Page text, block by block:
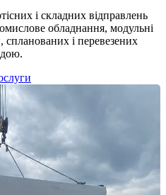
і складних відправлень
обладнання, модульні
і перевезених